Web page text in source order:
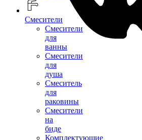
Смесители
Смесители
для
ванны
Смесители
для
душа
Смеситель
для
раковины
Смесители
на
биде
Комплектующие